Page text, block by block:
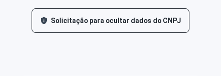
Solicitação para ocultar dados do CNPJ